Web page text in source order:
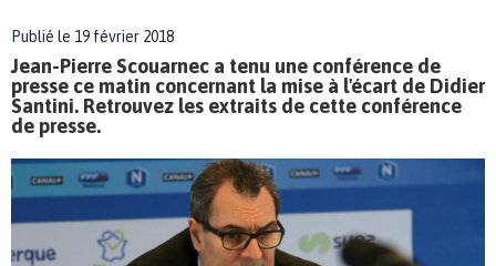
Publié le 19 février 2018
Jean-Pierre Scouarnec a tenu une conférence de
presse ce matin concernant la mise à l'écart de Didier
Santini. Retrouvez les extraits de cette conférence
de presse.